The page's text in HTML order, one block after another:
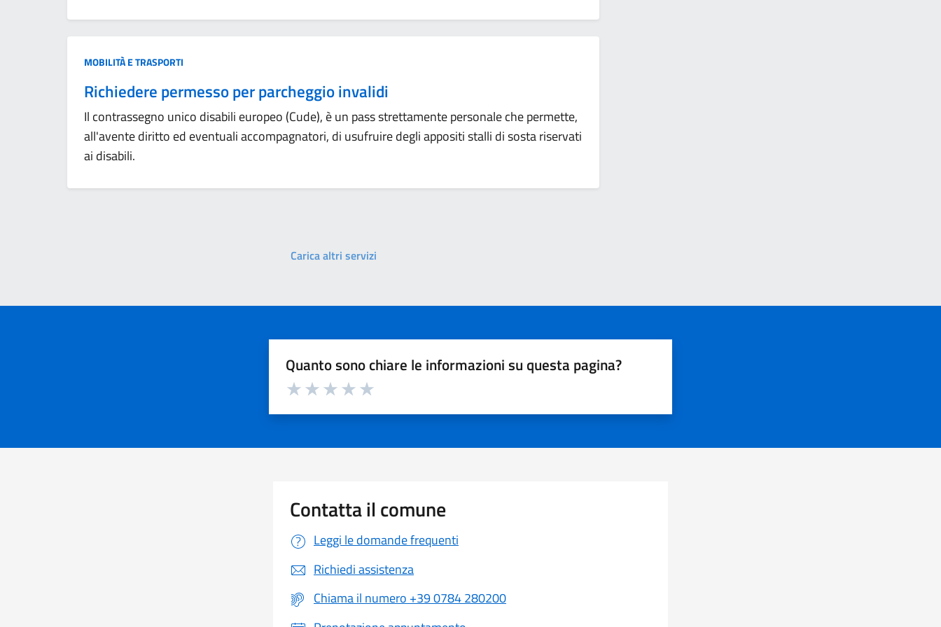
Categoria:
MOBILITÀ E TRASPORTI
Richiedere permesso per parcheggio invalidi
Il contrassegno unico disabili europeo (Cude), è un pass strettamente personale che permette,
all'avente diritto ed eventuali accompagnatori, di usufruire degli appositi stalli di sosta riservati
ai disabili.
Carica altri servizi
Quanto sono chiare le informazioni su questa pagina?
Valuta da 1 a 5 stelle la pagina
Contatta il comune
Leggi le domande frequenti
Richiedi assistenza
Chiama il numero +39 0784 280200